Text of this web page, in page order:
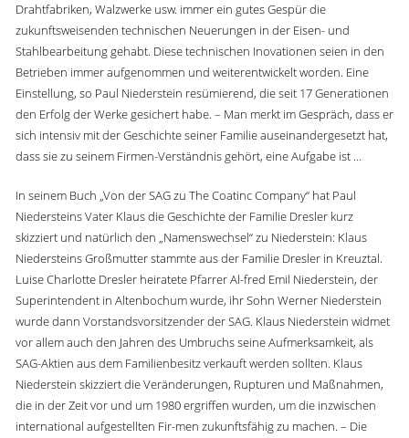
Drahtfabriken, Walzwerke usw. immer ein gutes Gespür die
zukunftsweisenden technischen Neuerungen in der Eisen- und
Stahlbearbeitung gehabt. Diese technischen Inovationen seien in den
Betrieben immer aufgenommen und weiterentwickelt worden. Eine
Einstellung, so Paul Niederstein resümierend, die seit 17 Generationen
den Erfolg der Werke gesichert habe. – Man merkt im Gespräch, dass er
sich intensiv mit der Geschichte seiner Familie auseinandergesetzt hat,
dass sie zu seinem Firmen-Verständnis gehört, eine Aufgabe ist …
In seinem Buch „Von der SAG zu The Coatinc Company“ hat Paul
Niedersteins Vater Klaus die Geschichte der Familie Dresler kurz
skizziert und natürlich den „Namenswechsel“ zu Niederstein: Klaus
Niedersteins Großmutter stammte aus der Familie Dresler in Kreuztal.
Luise Charlotte Dresler heiratete Pfarrer Al-fred Emil Niederstein, der
Superintendent in Altenbochum wurde, ihr Sohn Werner Niederstein
wurde dann Vorstandsvorsitzender der SAG. Klaus Niederstein widmet
vor allem auch den Jahren des Umbruchs seine Aufmerksamkeit, als
SAG-Aktien aus dem Familienbesitz verkauft werden sollten. Klaus
Niederstein skizziert die Veränderungen, Rupturen und Maßnahmen,
die in der Zeit vor und um 1980 ergriffen wurden, um die inzwischen
international aufgestellten Fir-men zukunftsfähig zu machen. – Die